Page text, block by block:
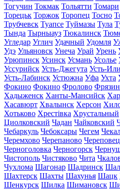
Тогучин Токмак Тольятти Томари
Торецьк Торжок Торопец Тосно
Трубчевск Туапсе Туймазы Тула
Тында Тырныауз Тюкалинск
Угледар Углич Удачный Удомля
Удэ Ульяновск Унеча Урай Урень
Урюпинск Усинск Усмань Усолье
Уссурийск Усть-Джегута Усть-
Усть-Лабинск Устюжна Уфа Ухта
Фокино Фокино Фролово
Хадыженск Ханты-Мансийск
Хасавюрт Хвалынск Херсон
Хотьково Хрестівка Хрустальный
Циолковский Чадан Чайковский
Чебаркуль Чебоксары Чегем
Черемхово Черепаново Череповец
Черноголовка Черногорск
Чистополь Чистяково Чита
Чухлома Шагонар Шадринск
Шахтерск Шахты Шахунья Шацк
Шенкурск Шилка Шимановск